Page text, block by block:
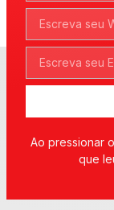
Ao pressionar
que